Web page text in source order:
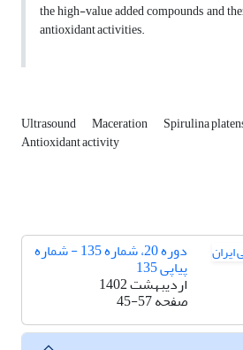
the high-value added compounds and
antioxidant activities.
Ultrasound Maceration Spirulina
Antioxidant activity
دوره 20، شماره 135 - شماره
پیاپی 135
اردیبهشت 1402
صفحه45-57